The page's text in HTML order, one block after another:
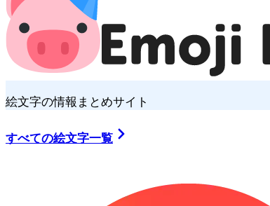
絵文字の情報まとめサイト
すべての絵文字一覧